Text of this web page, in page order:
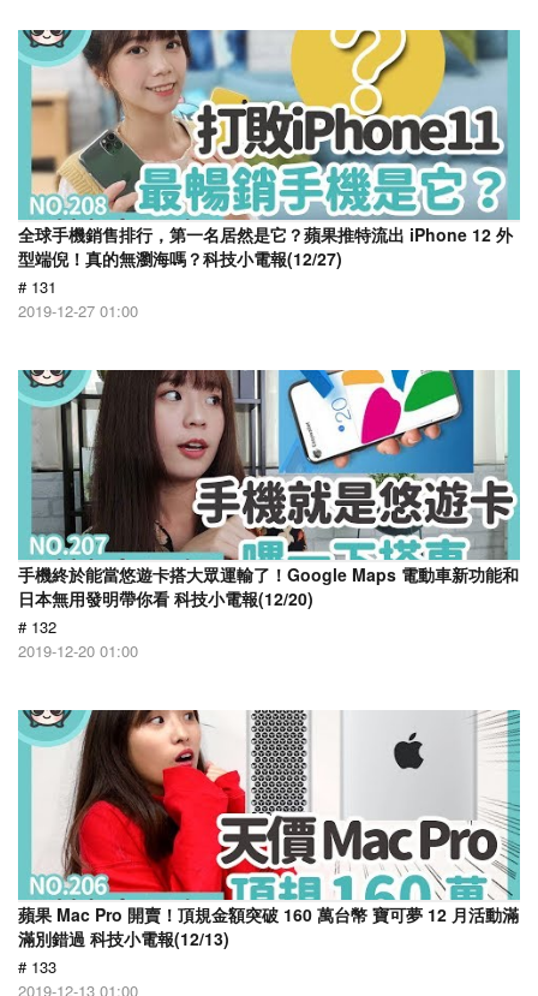
全球手機銷售排行，第一名居然是它？蘋果推特流出 iPhone 12 外
型端倪！真的無瀏海嗎？科技小電報(12/27)
# 131
2019-12-27 01:00
手機終於能當悠遊卡搭大眾運輸了！Google Maps 電動車新功能和
日本無用發明帶你看 科技小電報(12/20)
# 132
2019-12-20 01:00
蘋果 Mac Pro 開賣！頂規金額突破 160 萬台幣 寶可夢 12 月活動滿
滿別錯過 科技小電報(12/13)
# 133
2019-12-13 01:00